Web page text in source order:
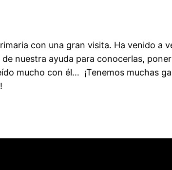
con una gran visita. Ha venido a
nuestra ayuda para conocerlas,
mucho con él… ¡Tenemos muchas